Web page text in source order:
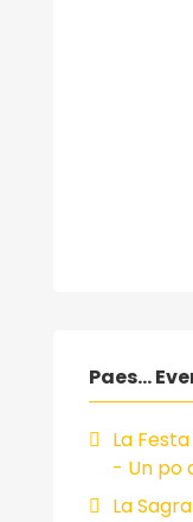
Paes...
La
- Un po
La